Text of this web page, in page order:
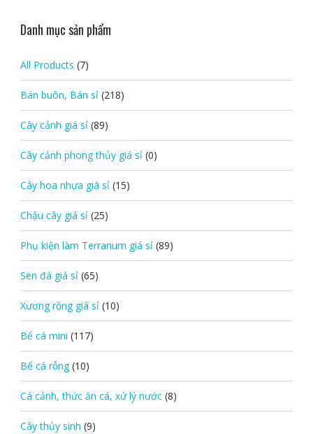
Danh mục sản phẩm
All Products (7)
Bán buôn, Bán sỉ (218)
Cây cảnh giá sỉ (89)
Cây cảnh phong thủy giá sỉ (0)
Cây hoa nhựa giá sỉ (15)
Chậu cây giá sỉ (25)
Phụ kiện làm Terrarium giá sỉ (89)
Sen đá giá sỉ (65)
Xương rồng giá sỉ (10)
Bể cá mini (117)
Bể cá rỗng (10)
Cá cảnh, thức ăn cá, xử lý nước (8)
Cây thủy sinh (9)